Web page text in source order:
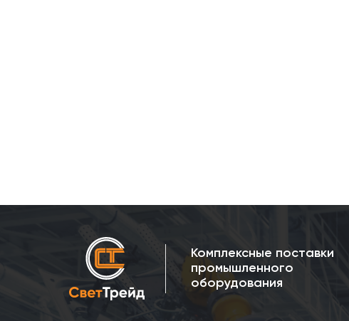
Комплексные поставки
промышленного
оборудования